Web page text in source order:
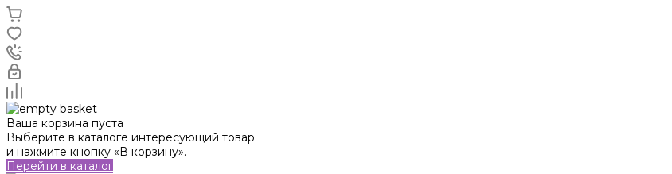
Ваша корзина пуста
Выберите в каталоге интересующий товар
и нажмите кнопку «В корзину».
Перейти в каталог